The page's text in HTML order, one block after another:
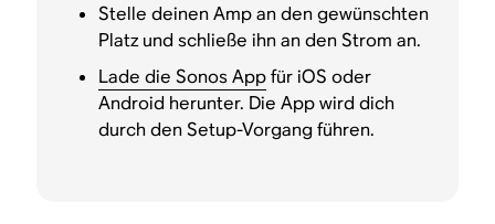
Stelle deinen Amp an den gewünschten
Platz und schließe ihn an den Strom an.
Lade die Sonos Appfür iOS oder
Android herunter. Die App wird dich
durch den Setup-Vorgang führen.